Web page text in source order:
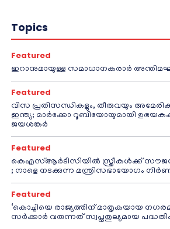
Topics
Featured
ഇറാനുമായുള്ള സമാധാനകരാർ
Featured
വിസ പ്രതിസന്ധികളും, തീരുവയും
ഇന്ത്യ; മാർക്കോ റൂബിയോയുമായി
ജയശങ്കർ
Featured
കെഎസ്ആർടിസിയിൽ സ്ത്രീകൾക്ക്
; നാളെ നടക്കുന്ന മന്ത്രിസഭായോഗം
Featured
‘കൊച്ചിയെ രാജ്യത്തിന് മാതൃകയായ
സർക്കാർ വരുന്നത് സ്വപ്നതുല്യമായ